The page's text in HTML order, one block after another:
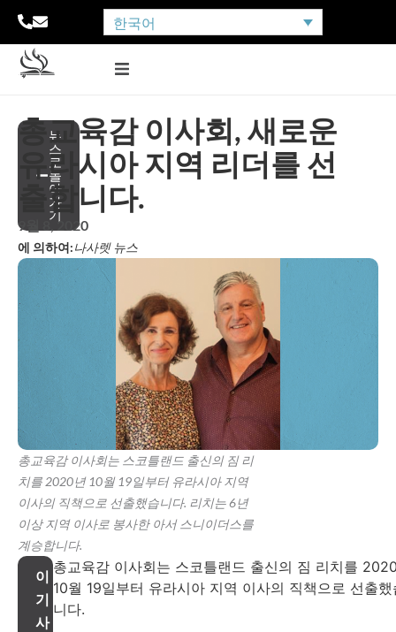
한국어
뉴
스
로
돌
아
가
기
총교육감 이사회, 새로운
유라시아 지역 리더를 선
출합니다.
9월 8, 2020
에 의하여:나사렛 뉴스
총교육감 이사회는 스코틀랜드 출신의 짐 리
치를 2020년 10월 19일부터 유라시아 지역
이사의 직책으로 선출했습니다. 리치는 6년
이상 지역 이사로 봉사한 아서 스니이더스를
계승합니다.
이
기
사
총교육감 이사회는 스코틀랜드 출신의 짐 리치를
10월 19일부터 유라시아 지역 이사의 직책으로 선출했
니다.